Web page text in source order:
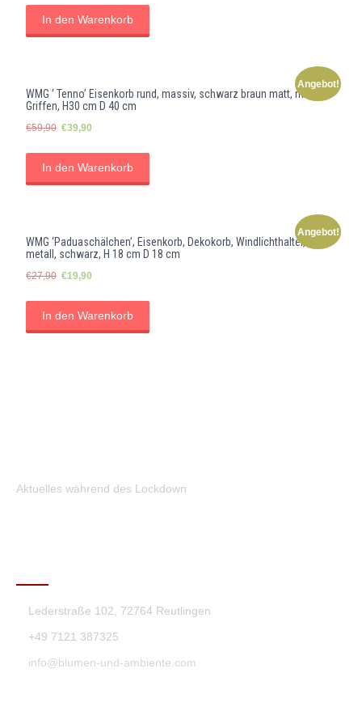
In den Warenkorb
Angebot!
WMG ‘ Tenno’ Eisenkorb rund, massiv, schwarz braun matt, mit
Griffen, H30 cm D 40 cm
€59,90 Ursprünglicher
€59,90
€39,90
€39,90.
In den Warenkorb
Angebot!
WMG ‘Paduaschälchen’, Eisenkorb, Dekokorb, Windlichthalter,
metall, schwarz, H 18 cm D 18 cm
€27,90 Ursprünglicher
€27,90
€19,90
€19,90.
In den Warenkorb
Aktuelles während des Lockdown
Lederstraße 102, 72764 Reutlingen
+49 7121 387325
info@blumen-und-ambiente.com